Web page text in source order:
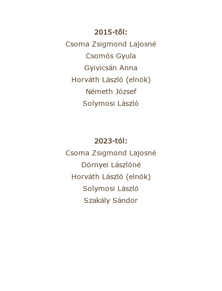
2015-től:
Csoma Zsigmond Lajosné
Csomós Gyula
Gyivicsán Anna
Horváth László (elnök)
Németh József
Solymosi László
2023-tól:
Csoma Zsigmond Lajosné
Dörnyei Lászlóné
Horváth László (elnök)
Solymosi László
Szakály Sándor